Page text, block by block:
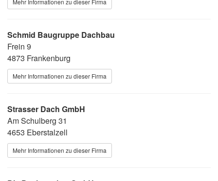
Mehr Informationen zu dieser Firma
Schmid Baugruppe Dachbau
Frein 9
4873 Frankenburg
Mehr Informationen zu dieser Firma
Strasser Dach GmbH
Am Schulberg 31
4653 Eberstalzell
Mehr Informationen zu dieser Firma